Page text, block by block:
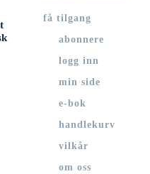
få tilgang
abonnere
logg inn
min side
e-bok
handlekurv
vilkår
om oss